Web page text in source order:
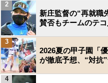
新庄監督の“再就職
賛否もチームのテ
2
2026夏の甲子園「
が徹底予想、“対抗
3
4